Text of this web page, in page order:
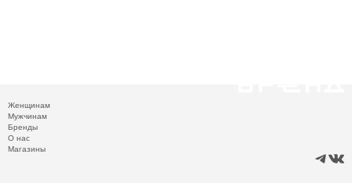
Женщинам
Мужчинам
Бренды
О нас
Магазины